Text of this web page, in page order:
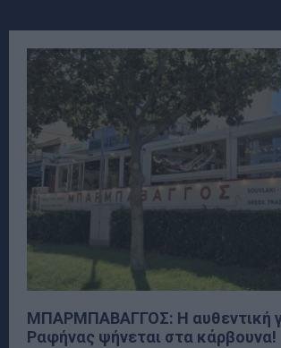
ΜΠΑΡΜΠΑΒΑΓΓΟΣ: Η αυθεντική
Ραφήνας ψήνεται στα κάρβουνα!